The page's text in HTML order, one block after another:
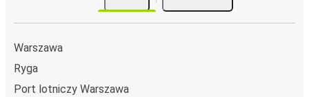
Warszawa
Ryga
Port lotniczy Warszawa